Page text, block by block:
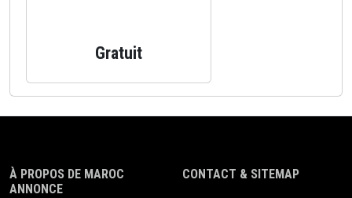
Gratuit
À PROPOS DE MAROC
ANNONCE
CONTACT & SITEMAP